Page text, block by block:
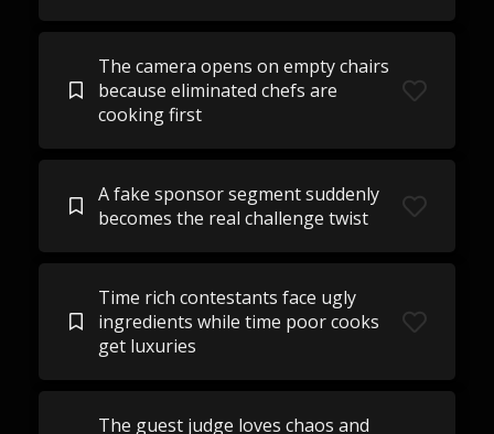
The camera opens on empty chairs
because eliminated chefs are
cooking first
A fake sponsor segment suddenly
becomes the real challenge twist
Time rich contestants face ugly
ingredients while time poor cooks
get luxuries
The guest judge loves chaos and